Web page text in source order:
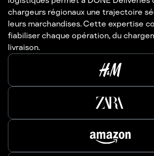
chargeurs régionaux une trajectoire
leurs marchandises. Cette expertise
fiabiliser chaque opération, du
livraison.